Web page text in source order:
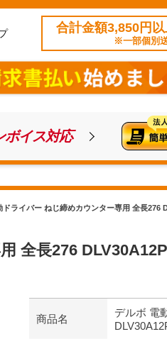
合計金額3,850円以
※一部個別
ボイス対応
ドライバー ねじ締めカウンター専用 全長276
全長276
商品名
デルボ 電